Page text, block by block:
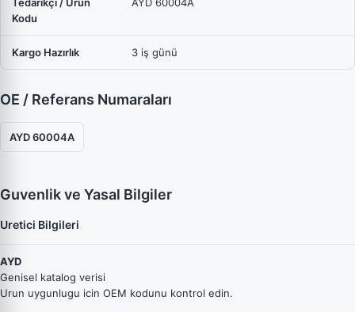
Kodu
Kargo Hazırlık 3 iş günü
OE / Referans Numaraları
AYD 60004A
Guvenlik ve Yasal Bilgiler
Uretici Bilgileri
AYD
Genisel katalog verisi
Urun uygunlugu icin OEM kodunu kontrol edin.